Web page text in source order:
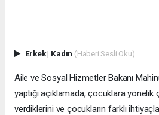
Erkek| Kadın (Haberi Sesli Oku)
Aile ve Sosyal Hizmetler Bakanı
yaptığı açıklamada, çocuklara
verdiklerini ve çocukların farklı